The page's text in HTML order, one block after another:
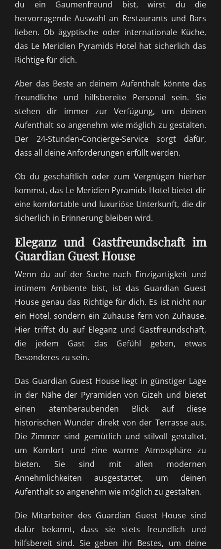
du ein Gaumenfreund bist, wirst du die
hervorragende Auswahl an Restaurants und Bars
lieben. Ob ägyptische oder internationale Küche,
das Le Meridien Pyramids Hotel hat sicherlich das
Richtige für dich.
Aber das Beste an deinem Aufenthalt könnte das
freundliche und hilfsbereite Personal sein. Sie
stehen dir immer zur Verfügung, um deinen
Aufenthalt so angenehm wie möglich zu gestalten.
Der 24-Stunden-Concierge-Service sorgt dafür,
dass all deine Anforderungen erfüllt werden.
Ob du geschäftlich oder zum Vergnügen hierher
kommst, das Le Meridien Pyramids Hotel bietet dir
eine komfortable und luxuriöse Unterkunft, die dir
sicherlich in Erinnerung bleiben wird.
Eleganz und Gastfreundschaft im
Guardian Guest House
Wenn du auf der Suche nach Einzigartigkeit und
intimem Ambiente bist, ist das Guardian Guest
House genau das Richtige für dich. Es ist nicht nur
ein Hotel, sondern ein Zuhause fern von Zuhause.
Hier triffst du auf Eleganz und Gastfreundschaft,
die jedem Gast das Gefühl geben, etwas
Besonderes zu sein.
Das Guardian Guest House liegt in günstiger Lage
in der Nähe der Pyramiden von Gizeh und bietet
einen atemberaubenden Blick auf diese
historischen Wunder direkt von der Terrasse aus.
Die Zimmer sind gemütlich und stilvoll gestaltet,
um Komfort und eine warme Atmosphäre zu
bieten. Sie sind mit allen modernen
Annehmlichkeiten ausgestattet, um deinen
Aufenthalt so angenehm wie möglich zu gestalten.
Die Mitarbeiter des Guardian Guest House sind
dafür bekannt, dass sie stets freundlich und
hilfsbereit sind. Sie geben ihr Bestes, um deine